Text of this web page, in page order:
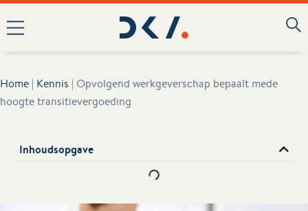
Home | Kennis | Opvolgend werkgeverschap bepaalt mede
hoogte transitievergoeding
Inhoudsopgave